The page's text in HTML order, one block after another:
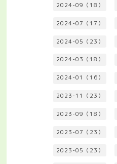
2024-09（18）
2024-07（17）
2024-05（23）
2024-03（18）
2024-01（16）
2023-11（23）
2023-09（18）
2023-07（23）
2023-05（23）